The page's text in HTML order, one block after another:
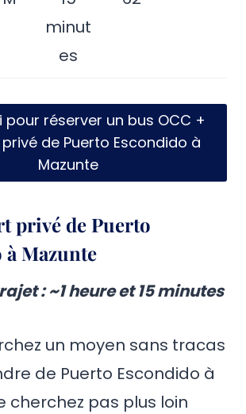
minut
es
pour réserver un bus OCC +
de Puerto Escondido à
Mazunte
privé de Puerto
Mazunte
: ~1 heure et 15 minutes
un moyen sans tracas
de Puerto Escondido à
cherchez pas plus loin